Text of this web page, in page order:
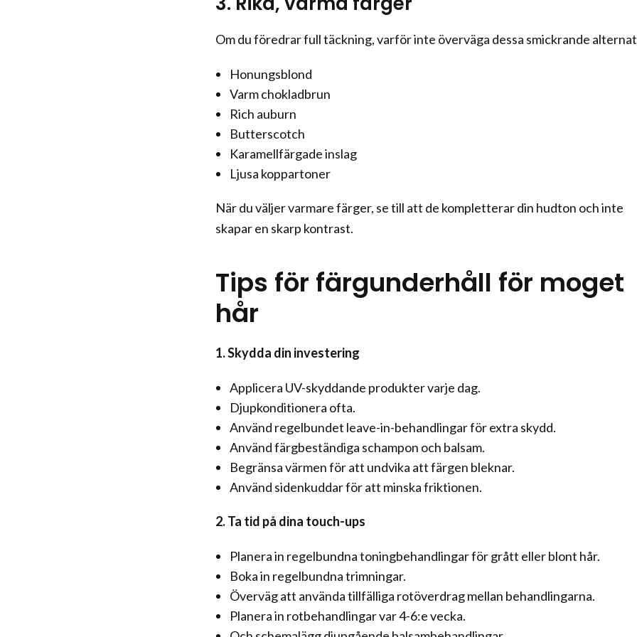
Om du föredrar full täckning, varför inte överväga dessa smickrande
Honungsblond
Varm chokladbrun
Rich auburn
Butterscotch
Karamellfärgade inslag
Ljusa koppartoner
När du väljer varmare färger, se till att de kompletterar din hudton och inte
skapar en skarp kontrast.
Tips för färgunderhåll för moget
hår
1. Skydda din investering
Applicera UV-skyddande produkter varje dag.
Djupkonditionera ofta.
Använd regelbundet leave-in-behandlingar för extra skydd.
Använd färgbeständiga schampon och balsam.
Begränsa värmen för att undvika att färgen bleknar.
Använd sidenkuddar för att minska friktionen.
2. Ta tid på dina touch-ups
Planera in regelbundna toningbehandlingar för grått eller blont hår.
Boka in regelbundna trimningar.
Överväg att använda tillfälliga rotöverdrag mellan behandlingarna.
Planera in rotbehandlingar var 4-6:e vecka.